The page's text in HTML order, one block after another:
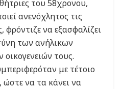
του 58χρονου,
ανενόχλητος τις
φρόντιζε να εξασφαλίζει
των ανήλικων
τους.
με τέτοιο
να τα κάνει να